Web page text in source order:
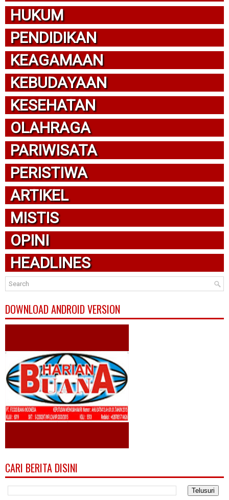
HUKUM
PENDIDIKAN
KEAGAMAAN
KEBUDAYAAN
KESEHATAN
OLAHRAGA
PARIWISATA
PERISTIWA
ARTIKEL
MISTIS
OPINI
HEADLINES
DOWNLOAD ANDROID VERSION
CARI BERITA DISINI